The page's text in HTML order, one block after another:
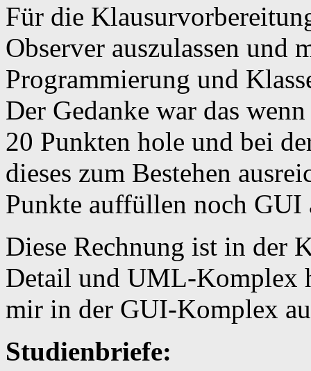
Für die
Observer auszulassen und
Programmierung und
Der Gedanke war das
20 Punkten hole und bei
dieses zum Bestehen
Punkte auffüllen noch GUI
Diese Rechnung ist in der
Detail und UML-Komplex
mir in der GUI-Komplex
Studienbriefe: